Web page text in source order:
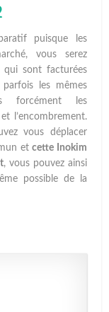
puisque les
vous serez
qui sont facturées
les mêmes
forcément les
l’encombrement.
vous déplacer
etcette Inokim
, vous pouvez ainsi
possible de la